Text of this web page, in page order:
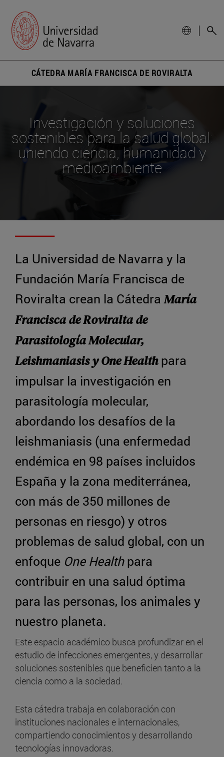
CÁTEDRA MARÍA FRANCISCA DE ROVIRALTA
Investigación y soluciones
sostenibles para la salud global:
uniendo ciencia, humanidad y
medioambiente
La Universidad de Navarra y la
Fundación María Francisca de
Roviralta crean la CátedraMaría
Francisca de Roviralta de
Parasitología Molecular,
Leishmaniasis y One Healthpara
impulsar la investigación en
parasitología molecular,
abordando los desafíos de la
leishmaniasis (una enfermedad
endémica en 98 países incluidos
España y la zona mediterránea,
con más de 350 millones de
personas en riesgo) y otros
problemas de salud global, con un
enfoque One Healthpara
contribuir en una salud óptima
para las personas, los animales y
nuestro planeta.
Este espacio académico busca profundizar en el
estudio de infecciones emergentes, y desarrollar
soluciones sostenibles que beneficien tanto a la
ciencia como a la sociedad.
Esta cátedra trabaja en colaboración con
instituciones nacionales e internacionales,
compartiendo conocimientos y desarrollando
tecnologías innovadoras.